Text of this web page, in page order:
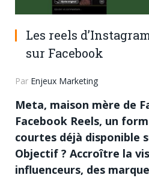
Les reels
sur Facebook
Par Enjeux Marketing
Meta, maison mère de
Facebook Reels, un
courtes déjà disponible
Objectif ? Accroître la
influenceurs, des